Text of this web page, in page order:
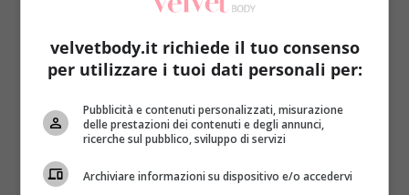
Una dieta per ogni professione: commessa,
casalinga, manager o impiegata?
Redazione
velvetbody.it richiede il tuo consenso
per utilizzare i tuoi dati personali per:
Pubblicità e contenuti personalizzati, misurazione
delle prestazioni dei contenuti e degli annunci,
ricerche sul pubblico, sviluppo di servizi
Archiviare informazioni su dispositivo e/o accedervi